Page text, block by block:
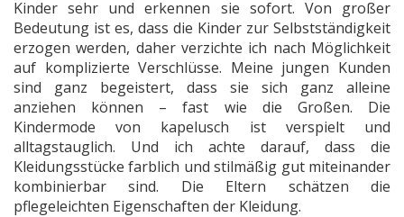
Kinder sehr und erkennen sie sofort. Von großer
Bedeutung ist es, dass die Kinder zur Selbstständigkeit
erzogen werden, daher verzichte ich nach Möglichkeit
auf komplizierte Verschlüsse. Meine jungen Kunden
sind ganz begeistert, dass sie sich ganz alleine
anziehen können – fast wie die Großen. Die
Kindermode von kapelusch ist verspielt und
alltagstauglich. Und ich achte darauf, dass die
Kleidungsstücke farblich und stilmäßig gut miteinander
kombinierbar sind. Die Eltern schätzen die
pflegeleichten Eigenschaften der Kleidung.